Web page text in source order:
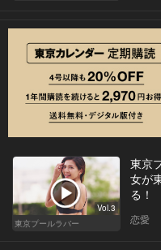
Vol.3
東京プールラバー
東京
女が
る！
恋愛